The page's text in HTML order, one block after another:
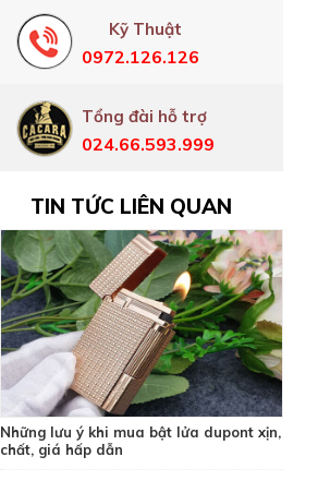
Kỹ Thuật
0972.126.126
Tổng đài hỗ trợ
024.66.593.999
TIN TỨC LIÊN QUAN
Những lưu ý khi mua bật lửa dupont xịn,
chất, giá hấp dẫn